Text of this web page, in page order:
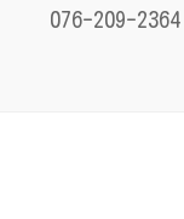
076-209-2364